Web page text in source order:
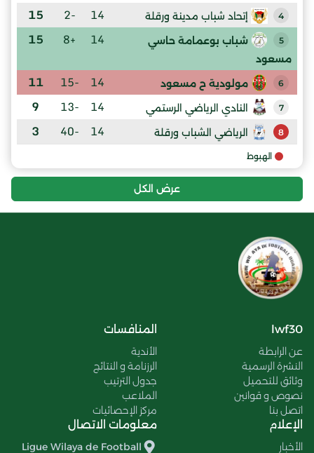
4 إتحاد شباب مدينة ورقلة 14
-2
15
5
شباب بوعمامة حاسي
مسعود
14
+8
15
6 مولودية ح مسعود 14
-15
11
7 النادي الرياضي الرستمي 14
-13
9
8 الرياضي الشباب ورقلة 14
-40
3
الهبوط
عرض الكل
lwf30
عن الرابطة
النشرة الرسمية
وثائق للتحميل
نصوص و قوانين
اتصل بنا
المنافسات
الأندية
الرزنامة و النتائج
جدول الترتيب
الملاعب
مركز الإحصائيات
الإعلام
الأخبار
معلومات الاتصال
Ligue Wilaya de Football